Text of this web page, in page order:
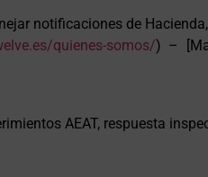
notificaciones de
quienes-somos/) –
AEAT, respuesta